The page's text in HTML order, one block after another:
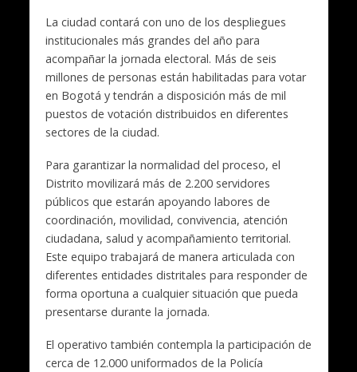
La ciudad contará con uno de los despliegues
institucionales más grandes del año para
acompañar la jornada electoral. Más de seis
millones de personas están habilitadas para votar
en Bogotá y tendrán a disposición más de mil
puestos de votación distribuidos en diferentes
sectores de la ciudad.
Para garantizar la normalidad del proceso, el
Distrito movilizará más de 2.200 servidores
públicos que estarán apoyando labores de
coordinación, movilidad, convivencia, atención
ciudadana, salud y acompañamiento territorial.
Este equipo trabajará de manera articulada con
diferentes entidades distritales para responder de
forma oportuna a cualquier situación que pueda
presentarse durante la jornada.
El operativo también contempla la participación de
cerca de 12.000 uniformados de la Policía